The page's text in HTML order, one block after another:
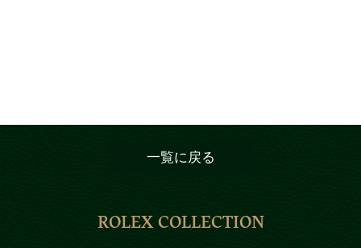
一覧に戻る
ROLEX COLLECTION